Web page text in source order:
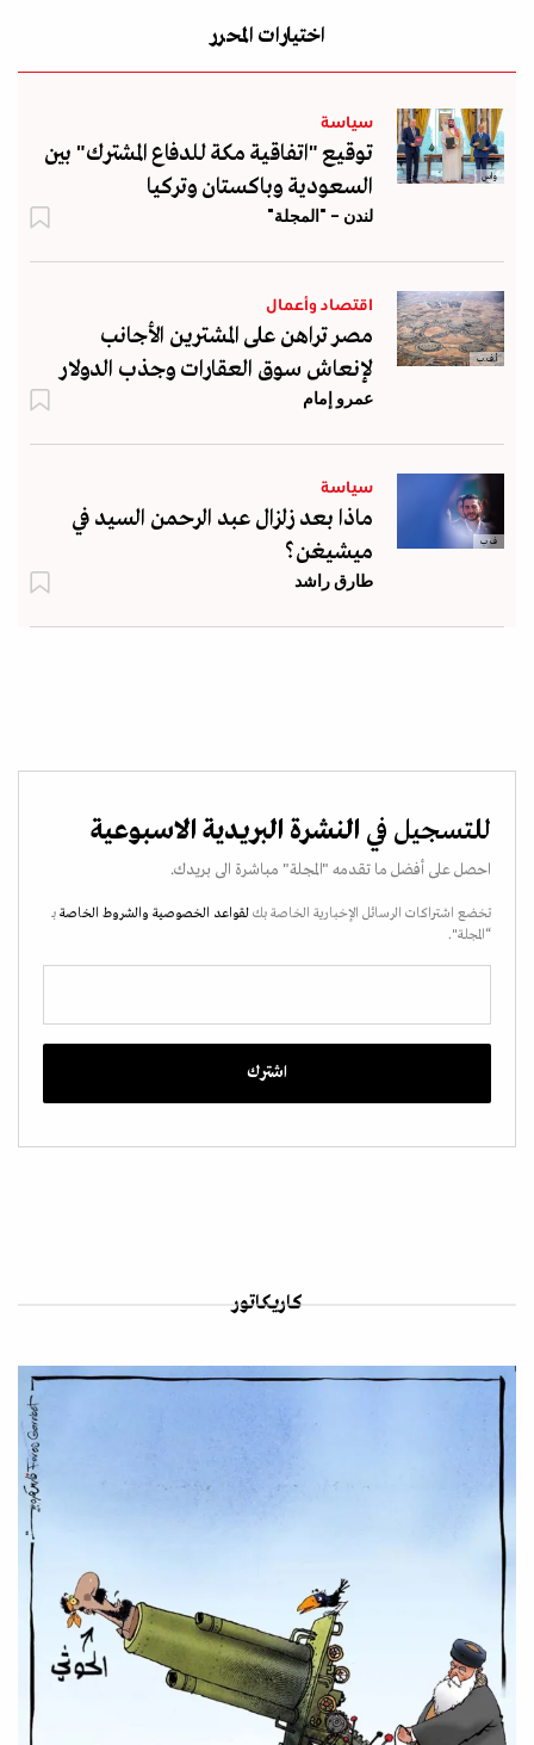
اختيارات المحرر
واس
سياسة
توقيع "اتفاقية مكة للدفاع المشترك" بين
السعودية وباكستان وتركيا
لندن - "المجلة"
أ.ف.ب
اقتصاد وأعمال
مصر تراهن على المشترين الأجانب
لإنعاش سوق العقارات وجذب الدولار
عمرو إمام
ف ب
سياسة
ماذا بعد زلزال عبد الرحمن السيد في
ميشيغن؟
طارق راشد
للتسجيل في النشرة البريدية الاسبوعية
احصل على أفضل ما تقدمه "المجلة" مباشرة الى بريدك.
تخضع اشتراكات الرسائل الإخبارية الخاصة بك لقواعد الخصوصية والشروط الخاصة بـ
“المجلة".
كاريكاتور